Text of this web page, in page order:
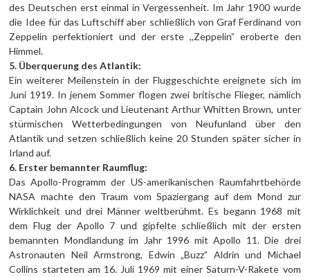
des Deutschen erst einmal in Vergessenheit. Im Jahr 1900 wurde
die Idee für das Luftschiff aber schließlich von Graf Ferdinand von
Zeppelin perfektioniert und der erste ,,Zeppelin” eroberte den
Himmel.
5. Überquerung des Atlantik:
Ein weiterer Meilenstein in der Fluggeschichte ereignete sich im
Juni 1919. In jenem Sommer flogen zwei britische Flieger, nämlich
Captain John Alcock und Lieutenant Arthur Whitten Brown, unter
stürmischen Wetterbedingungen von Neufunland über den
Atlantik und setzen schließlich keine 20 Stunden später sicher in
Irland auf.
6. Erster bemannter Raumflug:
Das Apollo-Programm der US-amerikanischen Raumfahrtbehörde
NASA machte den Traum vom Spaziergang auf dem Mond zur
Wirklichkeit und drei Männer weltberühmt. Es begann 1968 mit
dem Flug der Apollo 7 und gipfelte schließlich mit der ersten
bemannten Mondlandung im Jahr 1996 mit Apollo 11. Die drei
Astronauten Neil Armstrong, Edwin „Buzz” Aldrin und Michael
Collins starteten am 16. Juli 1969 mit einer Saturn-V-Rakete vom